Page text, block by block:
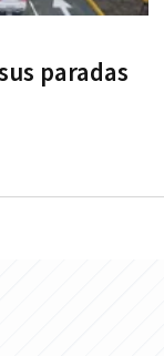
paradas